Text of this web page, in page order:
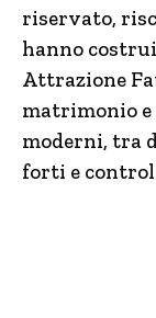
riservato,
hanno
Attrazione
matrimonio
moderni, tra
forti e